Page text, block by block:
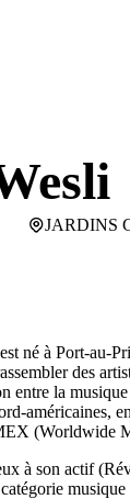
JARDINS
né à Port-au-
des
entre la
américaines,
(Worldwide
à son actif